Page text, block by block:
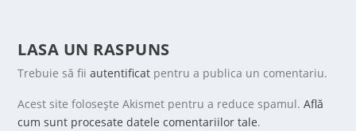
LASA UN RASPUNS
Trebuie să fiiautentificat pentru a publica un comentariu.
Acest site folosește Akismet pentru a reduce spamul.Află
cum sunt procesate datele comentariilor tale.